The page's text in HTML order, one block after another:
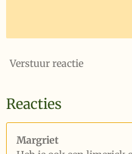
Verstuur reactie
Reacties
Margriet